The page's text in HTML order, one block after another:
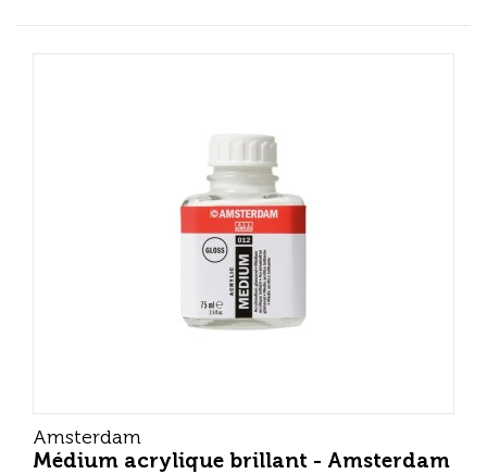
Amsterdam
Médium acrylique brillant - Amsterdam